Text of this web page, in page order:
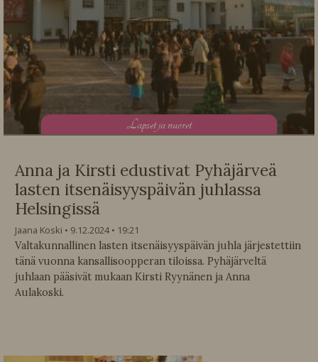
Lapset ja nuoret
Anna ja Kirsti edustivat Pyhäjärveä
lasten itsenäisyyspäivän juhlassa
Helsingissä
Jaana Koski 9.12.2024
19:21
Valtakunnallinen lasten itsenäisyyspäivän juhla järjestettiin
tänä vuonna kansallisoopperan tiloissa. Pyhäjärveltä
juhlaan pääsivät mukaan Kirsti Ryynänen ja Anna
Aulakoski.